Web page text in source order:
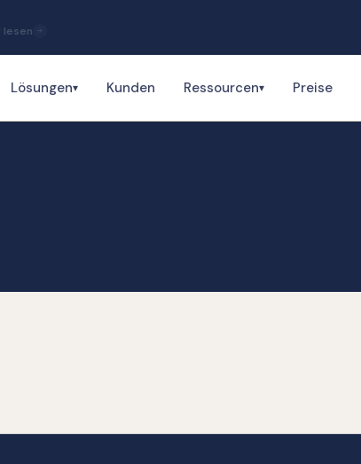
lesen
Lösungen▾ Kunden Ressourcen▾ Preise